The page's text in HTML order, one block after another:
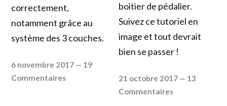
correctement,
notamment grâce au
système des 3 couches.
6 novembre 2017 — 19
Commentaires
boitier de pédalier.
Suivez ce tutoriel en
image et tout devrait
bien se passer !
21 octobre 2017 — 13
Commentaires